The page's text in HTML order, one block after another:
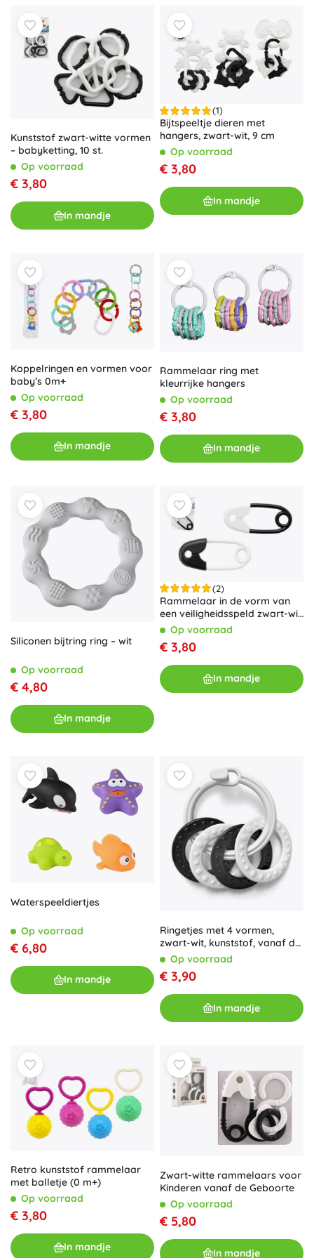
Kunststof zwart-witte vormen
– babyketting, 10 st.
Op voorraad
€ 3,80
In mandje
(1)
Bijtspeeltje dieren met
hangers, zwart-wit, 9 cm
Op voorraad
€ 3,80
In mandje
Koppelringen en vormen voor
baby’s 0m+
Op voorraad
€ 3,80
In mandje
Rammelaar ring met
kleurrijke hangers
Op voorraad
€ 3,80
In mandje
Siliconen bijtring ring – wit
Op voorraad
€ 4,80
In mandje
(2)
Rammelaar in de vorm van
een veiligheidsspeld zwart-wit
12 cmOp voorraad
€ 3,80
In mandje
Waterspeeldiertjes
Op voorraad
€ 6,80
In mandje
Ringetjes met 4 vormen,
zwart-wit, kunststof, vanaf de
geboorte
Op voorraad
€ 3,90
In mandje
Retro kunststof rammelaar
met balletje (0 m+)
Op voorraad
€ 3,80
In mandje
Zwart-witte rammelaars voor
Kinderen vanaf de Geboorte
Op voorraad
€ 5,80
In mandje